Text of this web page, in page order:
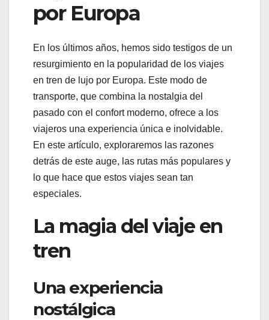
por Europa
En los últimos años, hemos sido testigos de un
resurgimiento en la popularidad de los viajes
en tren de lujo por Europa. Este modo de
transporte, que combina la nostalgia del
pasado con el confort moderno, ofrece a los
viajeros una experiencia única e inolvidable.
En este artículo, exploraremos las razones
detrás de este auge, las rutas más populares y
lo que hace que estos viajes sean tan
especiales.
La magia del viaje en
tren
Una experiencia
nostálgica